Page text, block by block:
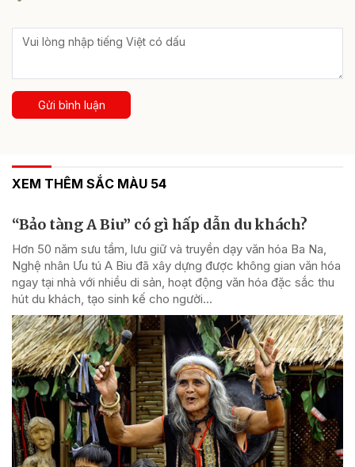
Gửi bình luận
XEM THÊM SẮC MÀU 54
“Bảo tàng A Biu” có gì hấp dẫn du khách?
Hơn 50 năm sưu tầm, lưu giữ và truyền dạy văn hóa Ba Na,
Nghệ nhân Ưu tú A Biu đã xây dựng được không gian văn hóa
ngay tại nhà với nhiều di sản, hoạt động văn hóa đặc sắc thu
hút du khách, tạo sinh kế cho người...